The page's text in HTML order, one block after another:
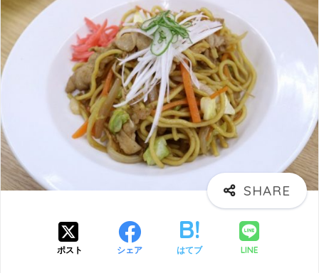
ポスト シェア はてブ LINE